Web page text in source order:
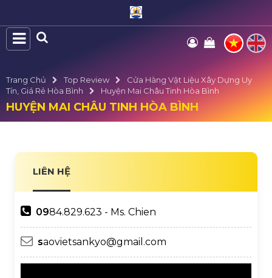
Trang Chủ Top Review
Cửa Hàng Vật Liệu Xây Dựng Uy
Tín, Giá Rẻ Hòa Bình
Huyện Mai Châu Tinh Hòa Bình
HUYỆN MAI CHÂU TINH HÒA BÌNH
LIÊN HỆ
0984.829.623 - Ms. Chien
saovietsankyo@gmail.com